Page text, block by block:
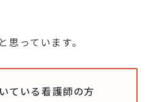
思っています。
ている看護師の方